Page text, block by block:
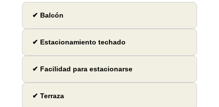
✔ Balcón
✔ Estacionamiento techado
✔ Facilidad para estacionarse
✔ Terraza